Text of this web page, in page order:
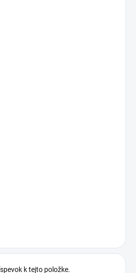
k tejto položke.